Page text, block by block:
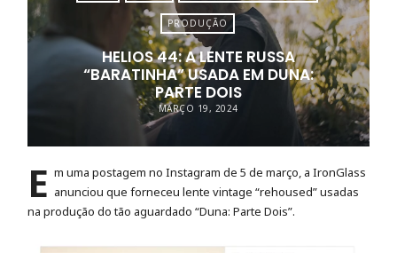
PRODUÇÃO
HELIOS 44: A LENTE RUSSA
“BARATINHA” USADA EM DUNA:
PARTE DOIS
MARÇO 19, 2024
E m uma postagem no Instagram de 5 de março, a IronGlass
anunciou que forneceu lente vintage “rehoused” usadas
na produção do tão aguardado“Duna: Parte Dois”.